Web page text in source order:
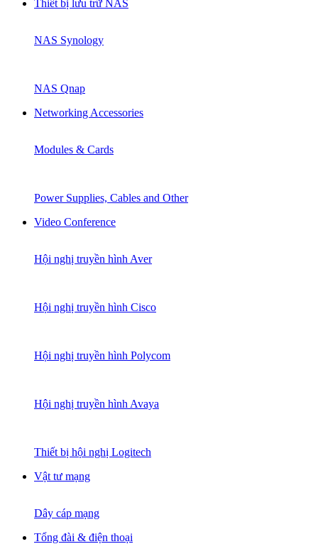
Thiết bị lưu trữ NAS
NAS Synology
NAS Qnap
Networking Accessories
Modules & Cards
Power Supplies, Cables and Other
Video Conference
Hội nghị truyền hình Aver
Hội nghị truyền hình Cisco
Hội nghị truyền hình Polycom
Hội nghị truyền hình Avaya
Thiết bị hội nghị Logitech
Vật tư mạng
Dây cáp mạng
Tổng đài & điện thoại